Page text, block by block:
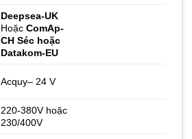
Deepsea-UK
HoặcComAp-
CH Séc hoặc
Datakom-EU
Acquy– 24 V
220-380V hoặc
230/400V